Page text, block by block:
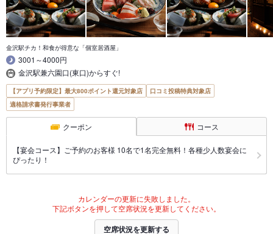
金沢駅チカ！和食が得意な「個室居酒屋」
3001～4000円
金沢駅兼六園口(東口)からすぐ!
【アプリ予約限定】最大800ポイント還元対象店
口コミ投稿特典対象店
適格請求書発行事業者
クーポン コース
【宴会コース】ご予約のお客様 10名で1名完全無料！各種少人数宴会に
ぴったり！
カレンダーの更新に失敗しました。
下記ボタンを押して空席状況を更新してください。
空席状況を更新する